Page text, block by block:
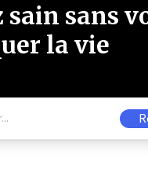
sans
la vie